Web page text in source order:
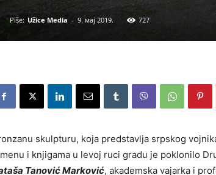
Piše: Užice Media - 9. мај 2019. 727
skulpturu, koja predstavlja srpskog
i knjigama u levoj ruci gradu je poklonilo
Tanović Marković, akademska vajarka i